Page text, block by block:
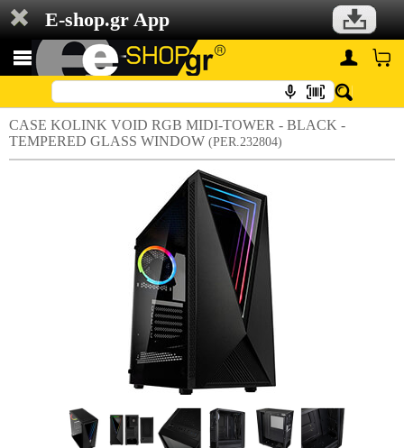
E-shop.gr App
CASE KOLINK VOID RGB MIDI-TOWER - BLACK -
TEMPERED GLASS WINDOW (PER.232804)